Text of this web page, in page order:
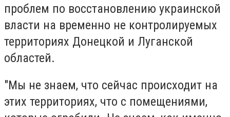
проблем по восстановлению украинской
власти на временно не контролируемых
территориях Донецкой и Луганской
областей.
"Мы не знаем, что сейчас происходит на
этих территориях, что с помещениями,